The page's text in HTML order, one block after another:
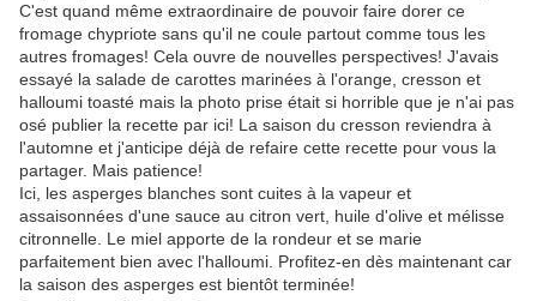
C'est quand même extraordinaire de pouvoir faire dorer ce
fromage chypriote sans qu'il ne coule partout comme tous les
autres fromages! Cela ouvre de nouvelles perspectives! J'avais
essayé la salade de carottes marinées à l'orange, cresson et
halloumi toasté mais la photo prise était si horrible que je n'ai pas
osé publier la recette par ici! La saison du cresson reviendra à
l'automne et j'anticipe déjà de refaire cette recette pour vous la
partager. Mais patience!
Ici, les asperges blanches sont cuites à la vapeur et
assaisonnées d'une sauce au citron vert, huile d'olive et mélisse
citronnelle. Le miel apporte de la rondeur et se marie
parfaitement bien avec l'halloumi. Profitez-en dès maintenant car
la saison des asperges est bientôt terminée!